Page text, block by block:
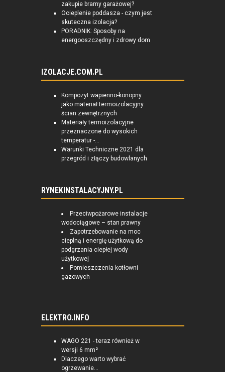
zakupie bramy garażowej?
Ocieplenie poddasza - czym jest
skuteczna izolacja?
PORADNIK: Sposoby na
energooszczędny i zdrowy dom
IZOLACJE.COM.PL
Kompozyt wapienno-konopny
jako materiał termoizolacyjny
ścian zewnętrznych
Materiały termoizolacyjne
przeznaczone do wysokich
temperatur -...
Warunki Techniczne 2021 dla
przegród i złączy budowlanych
RYNEKINSTALACYJNY.PL
Przeciwpożarowe instalacje
wodociągowe – stan prawny
Zapotrzebowanie na moc
cieplną i energię użytkową do
podgrzania ciepłej wody
użytkowej
Pomieszczenia kotłowni
gazowych
ELEKTRO.INFO
WAGO 221 - teraz również w
wersji 6 mm²
Dlaczego warto wybrać
ogrzewanie...